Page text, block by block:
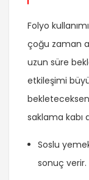
Folyo
çoğu zaman
uzun süre
etkileşimi
saklama kabı
Soslu
sonuç verir.